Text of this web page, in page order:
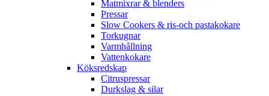
Matmixrar & blenders
Pressar
Slow Cookers & ris-och pastakokare
Torkugnar
Varmhållning
Vattenkokare
Köksredskap
Citruspressar
Durkslag & silar